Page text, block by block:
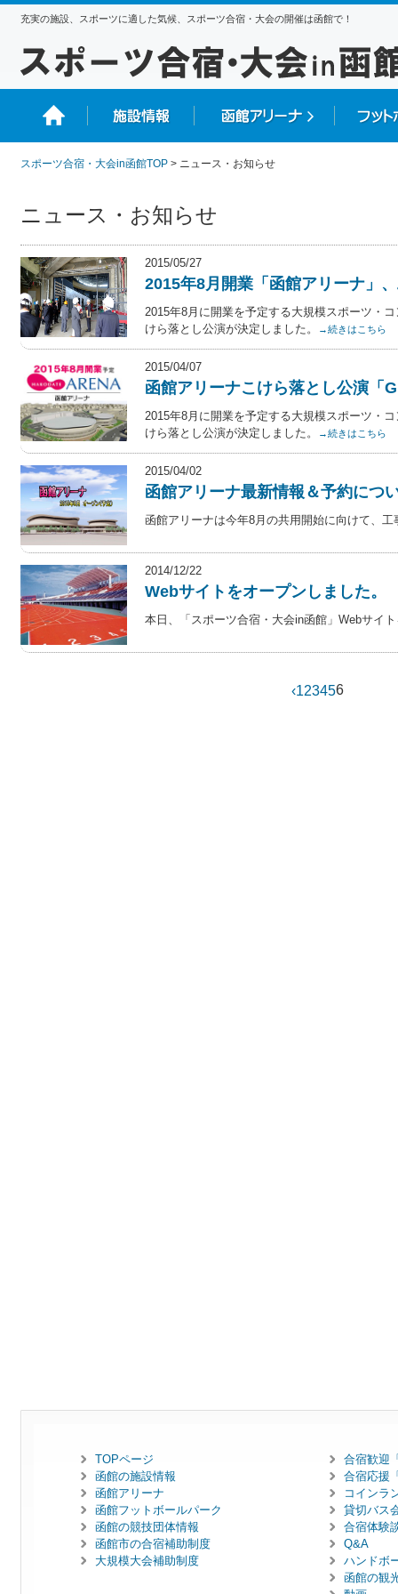
充実の施設、スポーツに適した気候、スポーツ合宿・大会の開催は函館で！
スポーツ合宿・大会in函館TOP> ニュース・お知らせ
ニュース・お知らせ
2015/05/27
2015年8月開業「函館アリーナ」
2015年8月に開業を予定する大規模スポーツ・
けら落とし公演が決定しました。
→続きはこちら
2015/04/07
函館アリーナこけら落とし公演「
2015年8月に開業を予定する大規模スポーツ・
けら落とし公演が決定しました。
→続きはこちら
2015/04/02
函館アリーナ最新情報＆予約につ
函館アリーナは今年8月の共用開始に向けて、
2014/12/22
Webサイトをオープンしました。
本日、「スポーツ合宿・大会in函館」Webサイ
‹123456
TOPページ
函館の施設情報
函館アリーナ
函館フットボールパーク
函館の競技団体情報
函館市の合宿補助制度
大規模大会補助制度
合宿歓迎
合宿応援
コインラ
貸切バス
合宿体験
Q&A
ハンドボ
函館の観